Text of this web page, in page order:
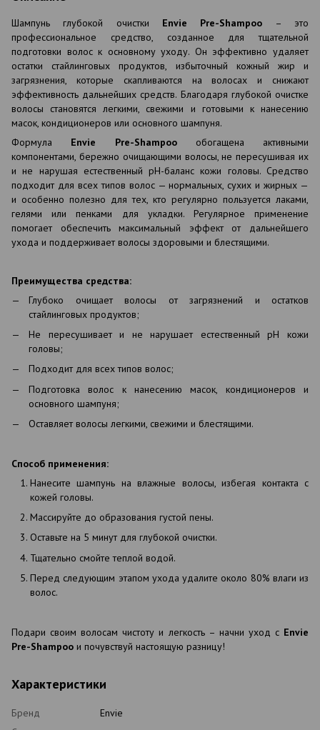
Шампунь глубокой очистки Envie Pre-Shampoo – это
профессиональное средство, созданное для тщательной
подготовки волос к основному уходу. Он эффективно удаляет
остатки стайлинговых продуктов, избыточный кожный жир и
загрязнения, которые скапливаются на волосах и снижают
эффективность дальнейших средств. Благодаря глубокой очистке
волосы становятся легкими, свежими и готовыми к нанесению
масок, кондиционеров или основного шампуня.
Формула Envie Pre-Shampoo обогащена активными
компонентами, бережно очищающими волосы, не пересушивая их
и не нарушая естественный pH-баланс кожи головы. Средство
подходит для всех типов волос — нормальных, сухих и жирных —
и особенно полезно для тех, кто регулярно пользуется лаками,
гелями или пенками для укладки. Регулярное применение
помогает обеспечить максимальный эффект от дальнейшего
ухода и поддерживает волосы здоровыми и блестящими.
Преимущества средства:
Глубоко очищает волосы от загрязнений и остатков
стайлинговых продуктов;
Не пересушивает и не нарушает естественный рН кожи
головы;
Подходит для всех типов волос;
Подготовка волос к нанесению масок, кондиционеров и
основного шампуня;
Оставляет волосы легкими, свежими и блестящими.
Способ применения:
Нанесите шампунь на влажные волосы, избегая контакта с
кожей головы.
Массируйте до образования густой пены.
Оставьте на 5 минут для глубокой очистки.
Тщательно смойте теплой водой.
Перед следующим этапом ухода удалите около 80% влаги из
волос.
Подари своим волосам чистоту и легкость – начни уход с Envie
Pre-Shampoo и почувствуй настоящую разницу!
Характеристики
Бренд
Envie